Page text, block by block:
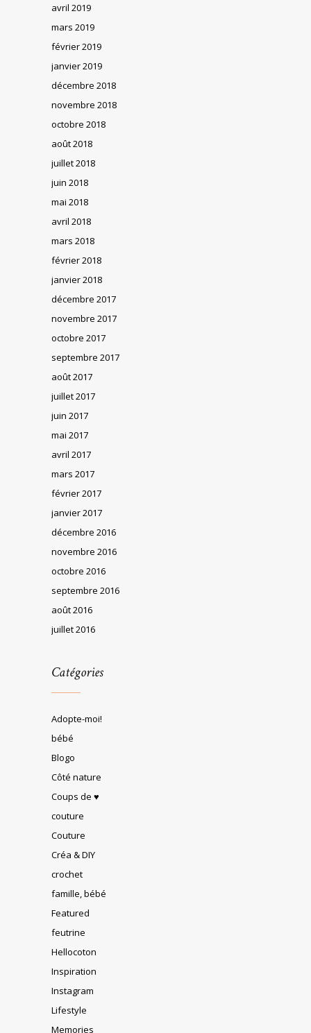
avril 2019
mars 2019
février 2019
janvier 2019
décembre 2018
novembre 2018
octobre 2018
août 2018
juillet 2018
juin 2018
mai 2018
avril 2018
mars 2018
février 2018
janvier 2018
décembre 2017
novembre 2017
octobre 2017
septembre 2017
août 2017
juillet 2017
juin 2017
mai 2017
avril 2017
mars 2017
février 2017
janvier 2017
décembre 2016
novembre 2016
octobre 2016
septembre 2016
août 2016
juillet 2016
Catégories
Adopte-moi!
bébé
Blogo
Côté nature
Coups de ♥
couture
Couture
Créa & DIY
crochet
famille, bébé
Featured
feutrine
Hellocoton
Inspiration
Instagram
Lifestyle
Memories